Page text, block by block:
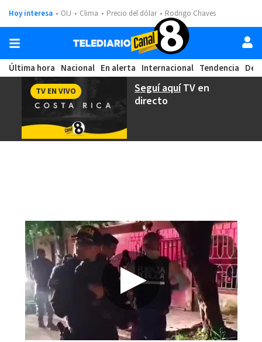
Hoy interesa OIJ Clima Precio del dólar Rodrigo Chaves
Última hora Nacional En alerta Internacional Tendencia
Seguí aquíTV en
directo
TV EN VIVO